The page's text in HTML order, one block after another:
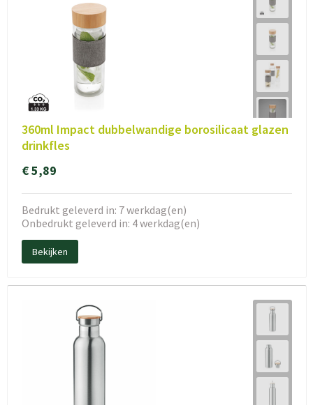
360ml Impact dubbelwandige borosilicaat glazen
drinkfles
€ 5,89
Bedrukt geleverd in: 7 werkdag(en)
Onbedrukt geleverd in: 4 werkdag(en)
Bekijken